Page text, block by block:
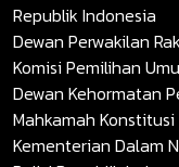
Republik Indonesia
Dewan Perwakilan
Komisi Pemilihan
Dewan Kehormatan
Mahkamah Konstitusi
Kementerian Dalam